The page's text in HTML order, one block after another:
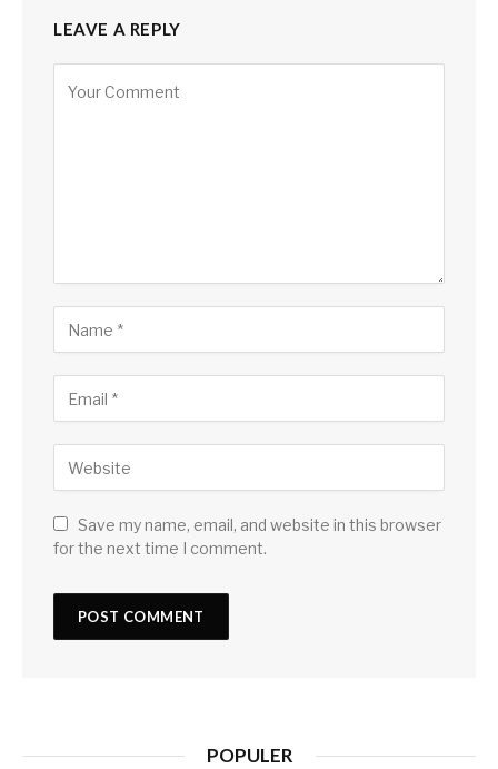
LEAVE A REPLY
Save my name, email, and website in this browser
for the next time I comment.
POPULER